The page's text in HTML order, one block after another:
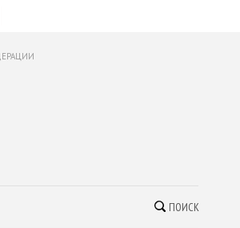
ПОИСК